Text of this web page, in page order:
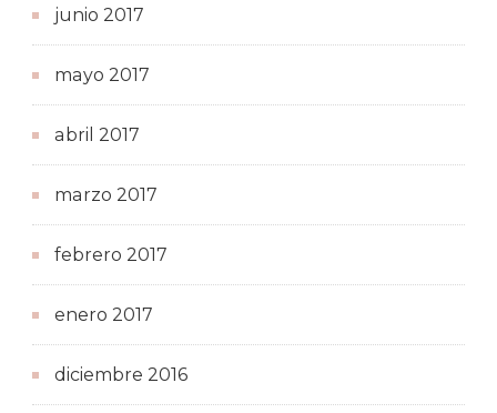
junio 2017
mayo 2017
abril 2017
marzo 2017
febrero 2017
enero 2017
diciembre 2016